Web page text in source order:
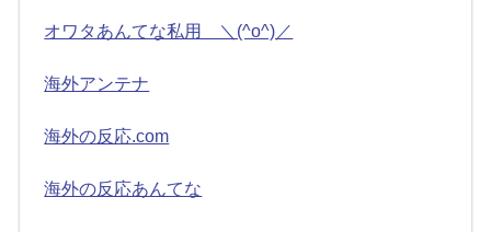
オワタあんてな私用 ＼(^o^)／
海外アンテナ
海外の反応.com
海外の反応あんてな